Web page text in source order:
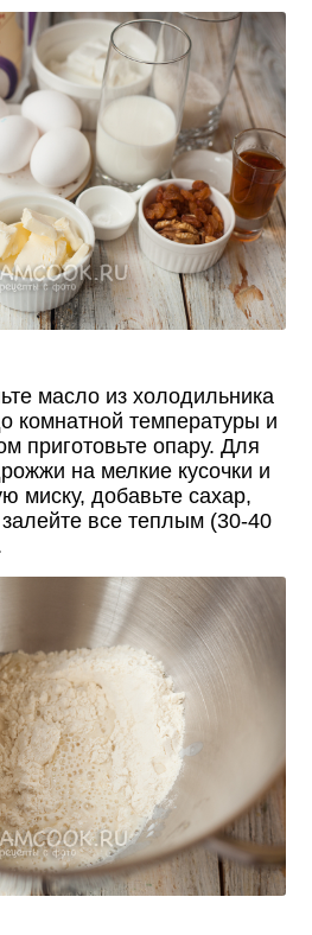
масло из холодильника
комнатной температуры и
приготовьте опару. Для
на мелкие кусочки и
миску, добавьте сахар,
все теплым (30-40